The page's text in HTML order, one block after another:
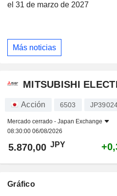
el 31 de marzo de 2027
Más noticias
MITSUBISHI
Acción 6503
Mercado cerrado - Japan Exchange
08:30:00 06/08/2026
5.870,00 JPY
Gráfico